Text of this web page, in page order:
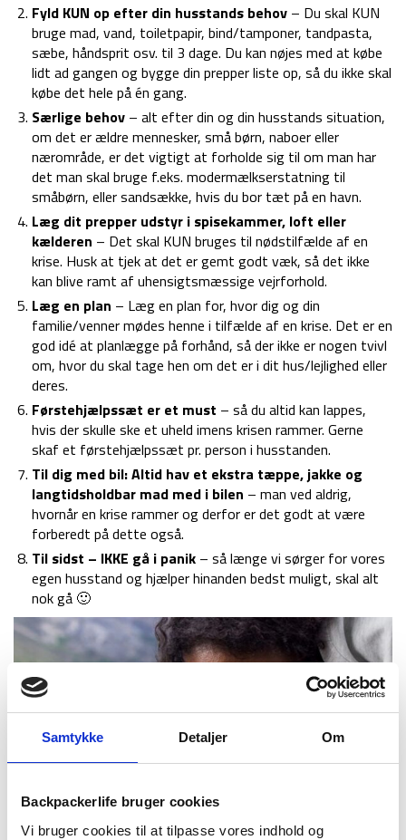
Samtykke Detaljer Om
Backpackerlife bruger cookies
Vi bruger cookies til at tilpasse vores indhold og
Fyld KUN op efter din husstands behov – Du skal KUN
bruge mad, vand, toiletpapir, bind/tamponer, tandpasta,
sæbe, håndsprit osv. til 3 dage. Du kan nøjes med at købe
lidt ad gangen og bygge din prepper liste op, så du ikke skal
købe det hele på én gang.
Særlige behov – alt efter din og din husstands situation,
om det er ældre mennesker, små børn, naboer eller
nærområde, er det vigtigt at forholde sig til om man har
det man skal bruge f.eks. modermælkserstatning til
småbørn, eller sandsække, hvis du bor tæt på en havn.
Læg dit prepper udstyr i spisekammer, loft eller
kælderen – Det skal KUN bruges til nødstilfælde af en
krise. Husk at tjek at det er gemt godt væk, så det ikke
kan blive ramt af uhensigtsmæssige vejrforhold.
Læg en plan – Læg en plan for, hvor dig og din
familie/venner mødes henne i tilfælde af en krise. Det er en
god idé at planlægge på forhånd, så der ikke er nogen tvivl
om, hvor du skal tage hen om det er i dit hus/lejlighed eller
deres.
Førstehjælpssæt er et must – så du altid kan lappes,
hvis der skulle ske et uheld imens krisen rammer. Gerne
skaf et førstehjælpssæt pr. person i husstanden.
Til dig med bil: Altid hav et ekstra tæppe, jakke og
langtidsholdbar mad med i bilen – man ved aldrig,
hvornår en krise rammer og derfor er det godt at være
forberedt på dette også.
Til sidst – IKKE gå i panik – så længe vi sørger for vores
egen husstand og hjælper hinanden bedst muligt, skal alt
nok gå 🙂